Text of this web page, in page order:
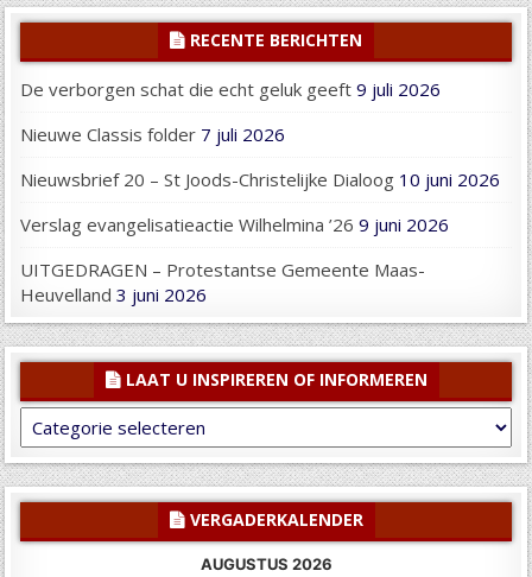
RECENTE BERICHTEN
De verborgen schat die echt geluk geeft 9 juli 2026
Nieuwe Classis folder 7 juli 2026
Nieuwsbrief 20 – St Joods-Christelijke Dialoog 10 juni 2026
Verslag evangelisatieactie Wilhelmina ’26 9 juni 2026
UITGEDRAGEN – Protestantse Gemeente Maas-
Heuvelland 3 juni 2026
LAAT U INSPIREREN OF INFORMEREN
Laat
U
inspireren
of
VERGADERKALENDER
AUGUSTUS 2026